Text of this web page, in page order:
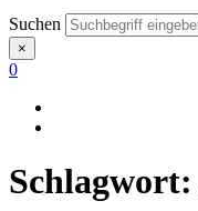
Suchen
×
0
Schlagwort: